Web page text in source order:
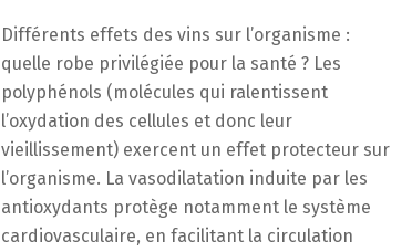
Différents effets des vins sur l’organisme :
quelle robe privilégiée pour la santé ? Les
polyphénols (molécules qui ralentissent
l’oxydation des cellules et donc leur
vieillissement) exercent un effet protecteur sur
l’organisme. La vasodilatation induite par les
antioxydants protège notamment le système
cardiovasculaire, en facilitant la circulation